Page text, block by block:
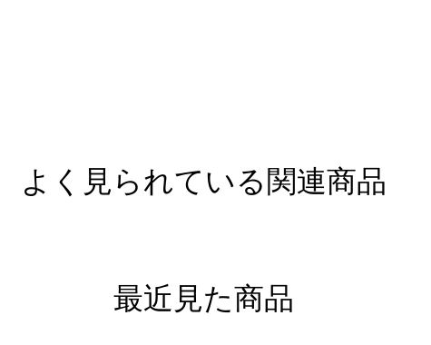
よく見られている関連商品
最近見た商品